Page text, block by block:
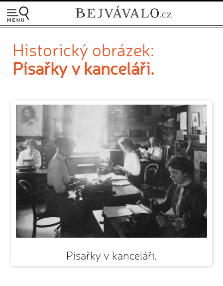
Historický obrázek:
Písařky v kanceláři.
Písařky v kanceláři.